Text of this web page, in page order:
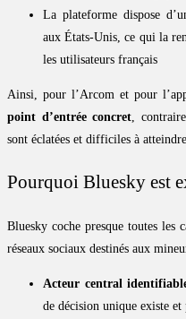
La plateforme dispose
aux États-Unis, ce qui la
les utilisateurs français
Ainsi, pour l’Arcom et pour
point d’entrée concret ,
sont éclatées et difficiles à
Pourquoi Bluesky est
Bluesky coche presque toutes les
réseaux sociaux destinés aux
Acteur central
de décision unique existe